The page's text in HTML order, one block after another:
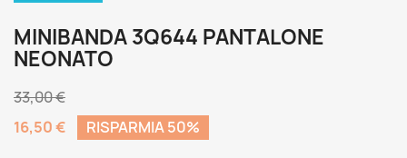
MINIBANDA 3Q644 PANTALONE
NEONATO
33,00 €
16,50 €
RISPARMIA 50%